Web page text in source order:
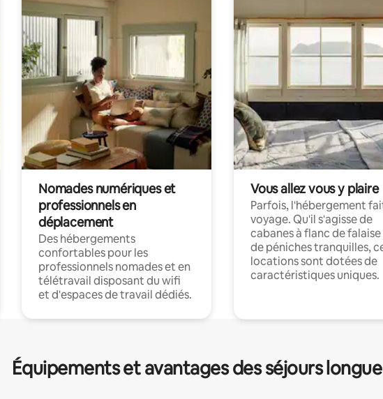
Nomades numériques et
professionnels en
déplacement
Des hébergements
confortables pour les
professionnels nomades et en
télétravail disposant du wifi
et d'espaces de travail dédiés.
Vous allez vous y plaire
Parfois, l'hébergement
voyage. Qu'il s'agisse de
cabanes à flanc de falaise
de péniches tranquilles,
locations sont dotées de
caractéristiques uniques.
Équipements et avantages des séjours